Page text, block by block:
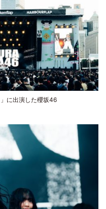
に出演した櫻坂46